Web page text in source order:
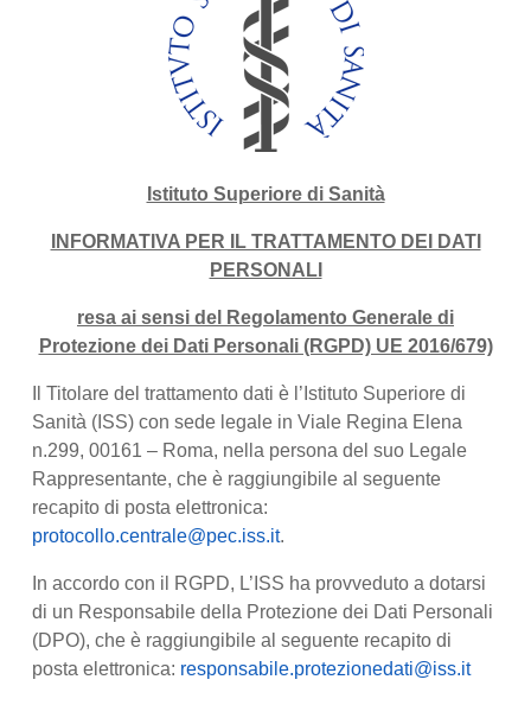
Istituto Superiore di Sanità
INFORMATIVA PER IL TRATTAMENTO DEI DATI
PERSONALI
resa ai sensi del Regolamento Generale di
Protezione dei Dati Personali (RGPD) UE 2016/679)
Il Titolare del trattamento dati è l’Istituto Superiore di
Sanità (ISS) con sede legale in Viale Regina Elena
n.299, 00161 – Roma, nella persona del suo Legale
Rappresentante, che è raggiungibile al seguente
recapito di posta elettronica:
protocollo.centrale@pec.iss.it.
In accordo con il RGPD, L’ISS ha provveduto a dotarsi
di un Responsabile della Protezione dei Dati Personali
(DPO), che è raggiungibile al seguente recapito di
posta elettronica: responsabile.protezionedati@iss.it